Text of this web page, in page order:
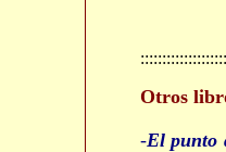
Otros
-El punto